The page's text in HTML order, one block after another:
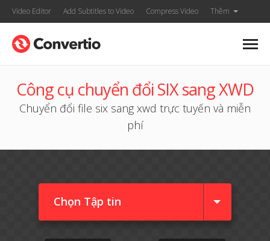
Video Editor Add Subtitles to Video Compress Video Thêm
Công cụ chuyển đổi SIX sang XWD
Chuyển đổi file six sang xwd trực tuyến và miễn
phí
Chọn Tập tin